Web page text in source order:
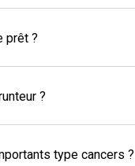
prêt ?
?
type cancers ?